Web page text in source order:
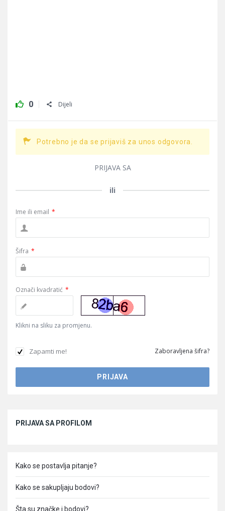
0 Dijeli
Potrebno je da se prijaviš za unos odgovora.
PRIJAVA SA
ili
Ime ili email *
Šifra *
Označi kvadratić *
Klikni na sliku za promjenu.
Zapamti me! Zaboravljena šifra?
PRIJAVA SA PROFILOM
Kako se postavlja pitanje?
Kako se sakupljaju bodovi?
Šta su značke i bodovi?